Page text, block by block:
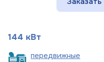
144 кВт
передвижные